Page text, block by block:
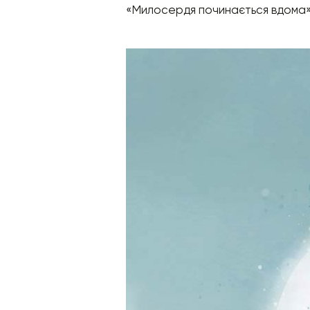
«Милосердя починається